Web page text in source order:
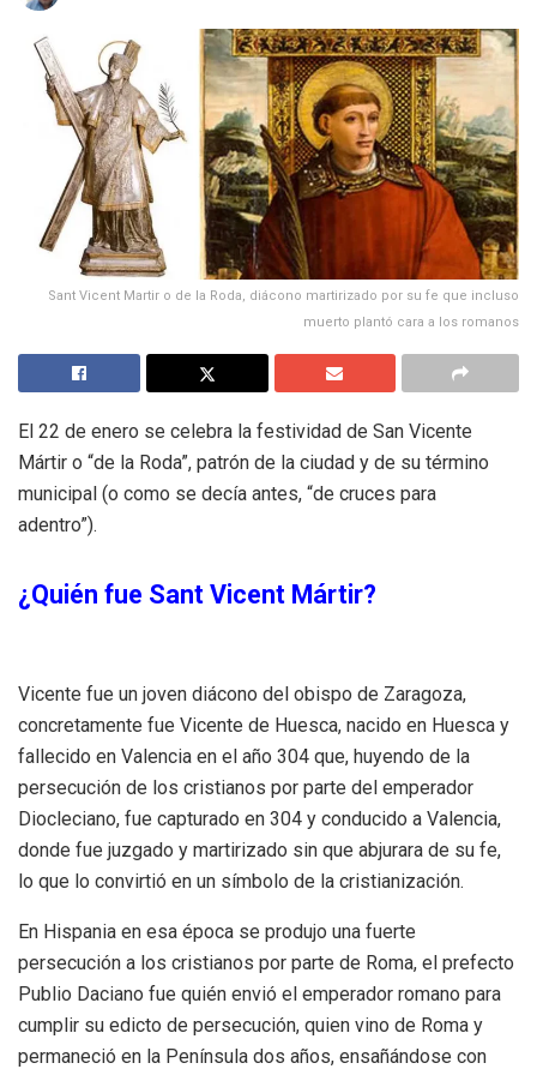
Sant Vicent Martir o de la Roda, diácono martirizado por su fe que incluso
muerto plantó cara a los romanos
El 22 de enero se celebra la festividad de San Vicente
Mártir o “de la Roda”, patrón de la ciudad y de su término
municipal (o como se decía antes, “de cruces para
adentro”).
¿Quién fue Sant Vicent Mártir?
Vicente fue un joven diácono del obispo de Zaragoza,
concretamente fue Vicente de Huesca, nacido en Huesca y
fallecido en Valencia en el año 304 que, huyendo de la
persecución de los cristianos por parte del emperador
Diocleciano, fue capturado en 304 y conducido a Valencia,
donde fue juzgado y martirizado sin que abjurara de su fe,
lo que lo convirtió en un símbolo de la cristianización.
En Hispania en esa época se produjo una fuerte
persecución a los cristianos por parte de Roma, el prefecto
Publio Daciano fue quién envió el emperador romano para
cumplir su edicto de persecución, quien vino de Roma y
permaneció en la Península dos años, ensañándose con